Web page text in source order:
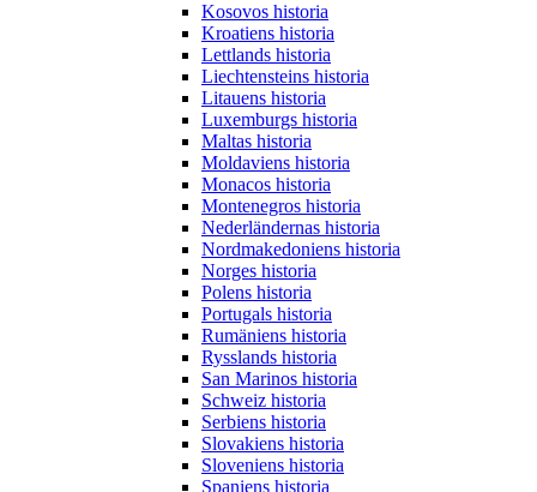
Kosovos historia
Kroatiens historia
Lettlands historia
Liechtensteins historia
Litauens historia
Luxemburgs historia
Maltas historia
Moldaviens historia
Monacos historia
Montenegros historia
Nederländernas historia
Nordmakedoniens historia
Norges historia
Polens historia
Portugals historia
Rumäniens historia
Rysslands historia
San Marinos historia
Schweiz historia
Serbiens historia
Slovakiens historia
Sloveniens historia
Spaniens historia